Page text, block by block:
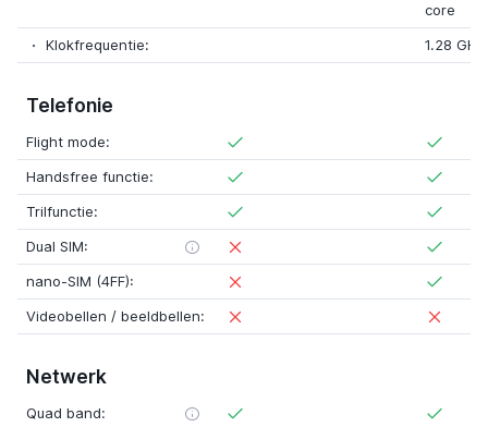
core
Klokfrequentie:
1.28 GHz
Telefonie
Flight mode:
Handsfree functie:
Trilfunctie:
Dual SIM:
nano-SIM (4FF):
Videobellen / beeldbellen:
Netwerk
Quad band: